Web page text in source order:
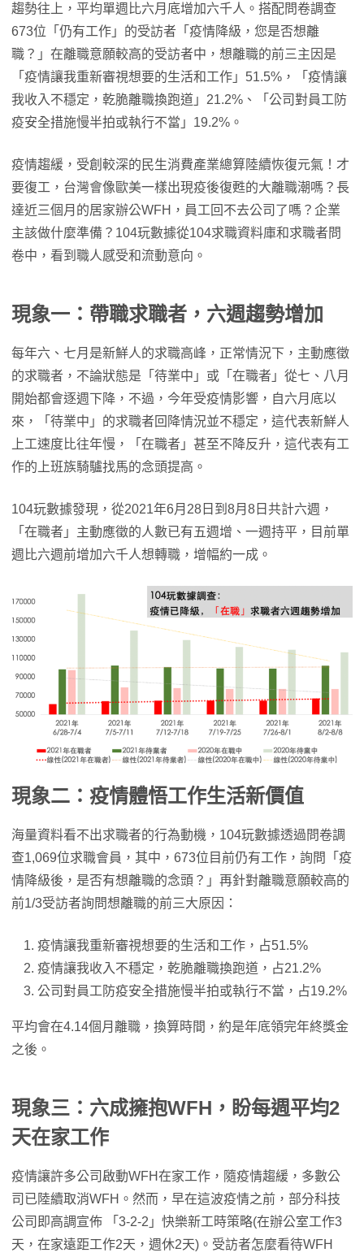
趨勢往上，平均單週比六月底增加六千人。搭配問卷調查
673位「仍有工作」的受訪者「疫情降級，您是否想離
職？」在離職意願較高的受訪者中，想離職的前三主因是
「疫情讓我重新審視想要的生活和工作」51.5%，「疫情讓
我收入不穩定，乾脆離職換跑道」21.2%、「公司對員工防
疫安全措施慢半拍或執行不當」19.2%。
疫情趨緩，受創較深的民生消費產業總算陸續恢復元氣！才
要復工，台灣會像歐美一樣出現疫後復甦的大離職潮嗎？長
達近三個月的居家辦公WFH，員工回不去公司了嗎？企業
主該做什麼準備？104玩數據從104求職資料庫和求職者問
卷中，看到職人感受和流動意向。
現象一：帶職求職者，六週趨勢增加
每年六、七月是新鮮人的求職高峰，正常情況下，主動應徵
的求職者，不論狀態是「待業中」或「在職者」從七、八月
開始都會逐週下降，不過，今年受疫情影響，自六月底以
來，「待業中」的求職者回降情況並不穩定，這代表新鮮人
上工速度比往年慢，「在職者」甚至不降反升，這代表有工
作的上班族騎驢找馬的念頭提高。
104玩數據發現，從2021年6月28日到8月8日共計六週，
「在職者」主動應徵的人數已有五週增、一週持平，目前單
週比六週前增加六千人想轉職，增幅約一成。
現象二：疫情體悟工作生活新價值
海量資料看不出求職者的行為動機，104玩數據透過問卷調
查1,069位求職會員，其中，673位目前仍有工作，詢問「疫
情降級後，是否有想離職的念頭？」再針對離職意願較高的
前1/3受訪者詢問想離職的前三大原因：
疫情讓我重新審視想要的生活和工作，占51.5%
疫情讓我收入不穩定，乾脆離職換跑道，占21.2%
公司對員工防疫安全措施慢半拍或執行不當，占19.2%
平均會在4.14個月離職，換算時間，約是年底領完年終獎金
之後。
現象三：六成擁抱WFH，盼每週平均2
天在家工作
疫情讓許多公司啟動WFH在家工作，隨疫情趨緩，多數公
司已陸續取消WFH。然而，早在這波疫情之前，部分科技
公司即高調宣佈 「3-2-2」快樂新工時策略(在辦公室工作3
天，在家遠距工作2天，週休2天)。受訪者怎麼看待WFH